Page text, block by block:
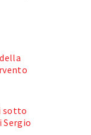
sotto
Sergio